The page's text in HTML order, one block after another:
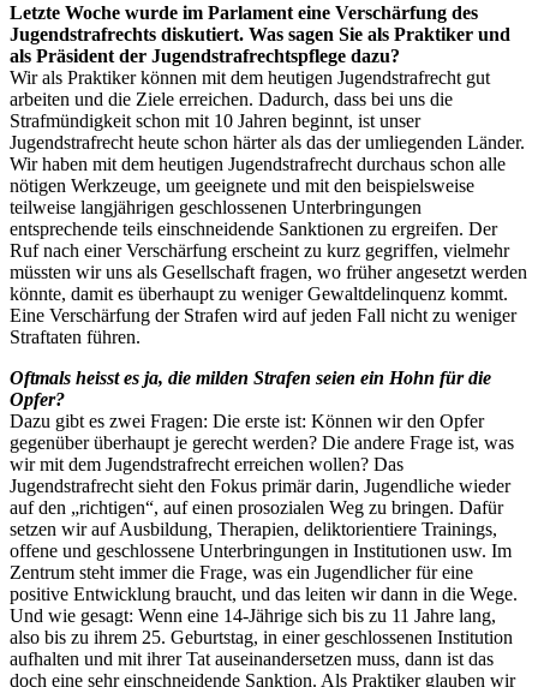
Letzte Woche wurde im Parlament eine Verschärfung des
Jugendstrafrechts diskutiert. Was sagen Sie als Praktiker und
als Präsident der Jugendstrafrechtspflege dazu?
Wir als Praktiker können mit dem heutigen Jugendstrafrecht gut
arbeiten und die Ziele erreichen. Dadurch, dass bei uns die
Strafmündigkeit schon mit 10 Jahren beginnt, ist unser
Jugendstrafrecht heute schon härter als das der umliegenden Länder.
Wir haben mit dem heutigen Jugendstrafrecht durchaus schon alle
nötigen Werkzeuge, um geeignete und mit den beispielsweise
teilweise langjährigen geschlossenen Unterbringungen
entsprechende teils einschneidende Sanktionen zu ergreifen. Der
Ruf nach einer Verschärfung erscheint zu kurz gegriffen, vielmehr
müssten wir uns als Gesellschaft fragen, wo früher angesetzt werden
könnte, damit es überhaupt zu weniger Gewaltdelinquenz kommt.
Eine Verschärfung der Strafen wird auf jeden Fall nicht zu weniger
Straftaten führen.
Oftmals heisst es ja, die milden Strafen seien ein Hohn für die
Opfer?
Dazu gibt es zwei Fragen: Die erste ist: Können wir den Opfer
gegenüber überhaupt je gerecht werden? Die andere Frage ist, was
wir mit dem Jugendstrafrecht erreichen wollen? Das
Jugendstrafrecht sieht den Fokus primär darin, Jugendliche wieder
auf den „richtigen“, auf einen prosozialen Weg zu bringen. Dafür
setzen wir auf Ausbildung, Therapien, deliktorientiere Trainings,
offene und geschlossene Unterbringungen in Institutionen usw. Im
Zentrum steht immer die Frage, was ein Jugendlicher für eine
positive Entwicklung braucht, und das leiten wir dann in die Wege.
Und wie gesagt: Wenn eine 14-Jährige sich bis zu 11 Jahre lang,
also bis zu ihrem 25. Geburtstag, in einer geschlossenen Institution
aufhalten und mit ihrer Tat auseinandersetzen muss, dann ist das
doch eine sehr einschneidende Sanktion. Als Praktiker glauben wir